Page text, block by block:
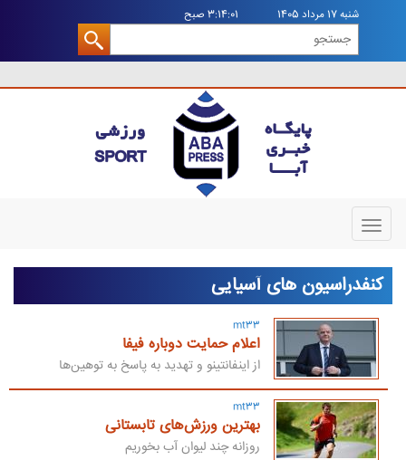
شنبه 17 مرداد 1405 3:14:02 صبح
Toggle
navigation
کنفدراسیون های آسیایی
mt33
اعلام حمایت دوباره فیفا
از اینفانتینو و تهدید به پاسخ به توهین‌ها
mt33
بهترین‌ ورزش‌های تابستانی
روزانه چند لیوان آب بخوریم